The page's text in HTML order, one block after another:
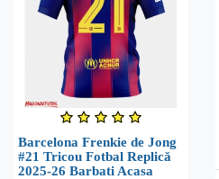
Barcelona Frenkie de Jong
#21 Tricou Fotbal Replică
2025-26 Barbati Acasa